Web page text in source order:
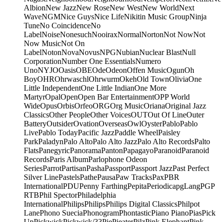
AlbionNew JazzNew RoseNew WestNew WorldNext
WaveNGMNice GuysNice LifeNikitin Music GroupNinja
TuneNo CoincidenceNo
LabelNoiseNonesuchNooiraxNormalNortonNot NowNot
Now MusicNot On
LabelNotonNovaNovusNPGNubianNuclear BlastNull
CorporationNumber One EssentialsNumero
UnoNYJOOasisOBEOdeOdeonOffen MusicOgunOh
BoyOHROhrwaschlOhrwurmOkehOld TownOliviaOne
Little IndependentOne Little IndianOne More
MartyrOpalOpenOpen Bar EntertainmentOPP World
WideOpusOrbisOrfeoORGOrg MusicOrianaOriginal Jazz
ClassicsOther PeopleOther VoicesOUTOut Of LineOuter
BatteryOutsiderOvationOverseasOwlOysterPabloPablo
LivePablo TodayPacific JazzPaddle WheelPaisley
ParkPaladynPalo AltoPalo Alto JazzPalo Alto RecordsPalto
FlatsPanegyricPanoramaPantonPapagayoParanoidParanoid
RecordsParis AlbumParlophone Odeon
SeriesParrotPartisanPashaPassportPassport JazzPast Perfect
Silver LinePastelsPathePausaPaw TracksPaxPBR
InternationalPDUPenny FarthingPepitaPeriodicapgLangPGP
RTBPhil SpectorPhiladelphia
InternationalPhilipsPhilipsPhilips Digital ClassicsPhilpot
LanePhono SueciaPhonogramPhontasticPiano PianoPiasPick